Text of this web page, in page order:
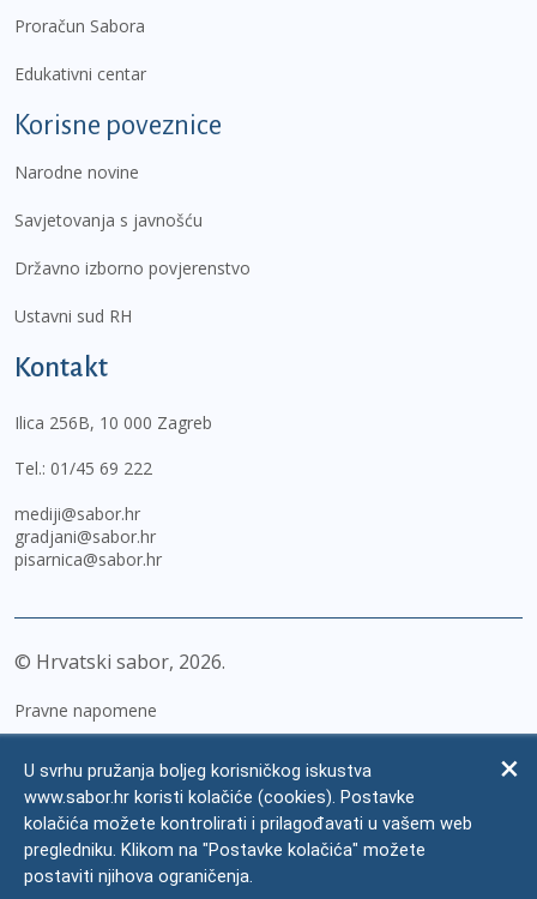
Proračun Sabora
Edukativni centar
Korisne poveznice
Narodne novine
Savjetovanja s javnošću
Državno izborno povjerenstvo
Ustavni sud RH
Kontakt
Ilica 256B, 10 000 Zagreb
Tel.: 01/45 69 222
mediji@sabor.hr
gradjani@sabor.hr
pisarnica@sabor.hr
© Hrvatski sabor, 2026
Pravne napomene
Zaštita osobnih podataka
Impressum
Česta pitanja
U svrhu pružanja boljeg korisničkog iskustva
www.sabor.hr koristi kolačiće (cookies). Postavke
kolačića možete kontrolirati i prilagođavati u vašem web
pregledniku. Klikom na "Postavke kolačića" možete
postaviti njihova ograničenja.